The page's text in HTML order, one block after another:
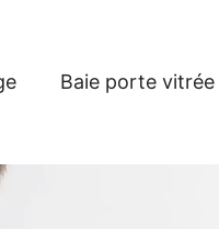
Baie porte vitrée